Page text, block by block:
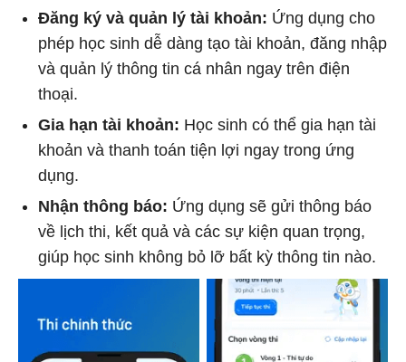
Đăng ký và quản lý tài khoản: Ứng dụng cho
phép học sinh dễ dàng tạo tài khoản, đăng nhập
và quản lý thông tin cá nhân ngay trên điện
thoại.
Gia hạn tài khoản: Học sinh có thể gia hạn tài
khoản và thanh toán tiện lợi ngay trong ứng
dụng.
Nhận thông báo: Ứng dụng sẽ gửi thông báo
về lịch thi, kết quả và các sự kiện quan trọng,
giúp học sinh không bỏ lỡ bất kỳ thông tin nào.